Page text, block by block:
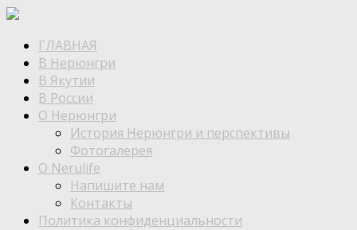
ГЛАВНАЯ
В Нерюнгри
В Якутии
В России
О Нерюнгри
История Нерюнгри и перспективы
Фотогалерея
О Nerulife
Напишите нам
Контакты
Политика конфиденциальности